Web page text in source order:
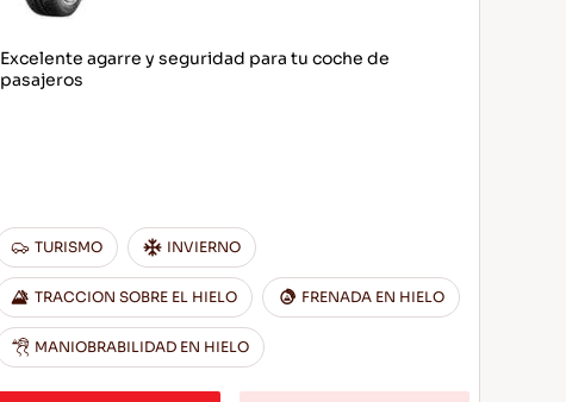
Excelente agarre y seguridad para tu coche de
pasajeros
TURISMO INVIERNO
TRACCION SOBRE EL HIELO FRENADA EN HIELO
MANIOBRABILIDAD EN HIELO